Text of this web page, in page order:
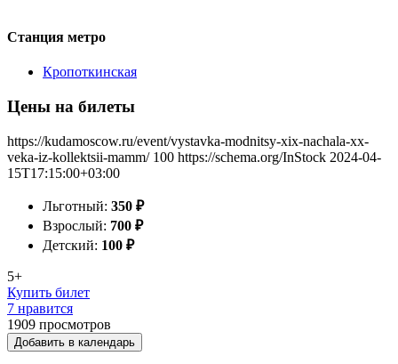
Станция метро
Кропоткинская
Цены на билеты
https://kudamoscow.ru/event/vystavka-modnitsy-xix-nachala-xx-
veka-iz-kollektsii-mamm/ 100 https://schema.org/InStock 2024-04-
15T17:15:00+03:00
Льготный: 350 ₽
Взрослый: 700 ₽
Детский: 100 ₽
5+
Купить билет
7 нравится
1909 просмотров
Добавить в календарь